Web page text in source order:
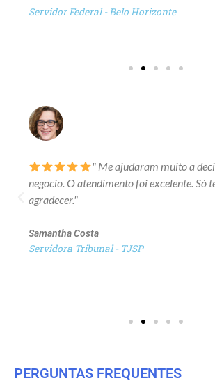
Servidor Federal - Belo Horizonte
" Me ajudaram muito a
negocio. O atendimento foi excelente. Só
agradecer."
Samantha Costa
Servidora Tribunal - TJSP
PERGUNTAS FREQUENTES